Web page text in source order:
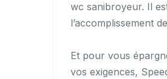
wc sanibroyeur. Il
l’accomplissement
Et pour vous
vos exigences,